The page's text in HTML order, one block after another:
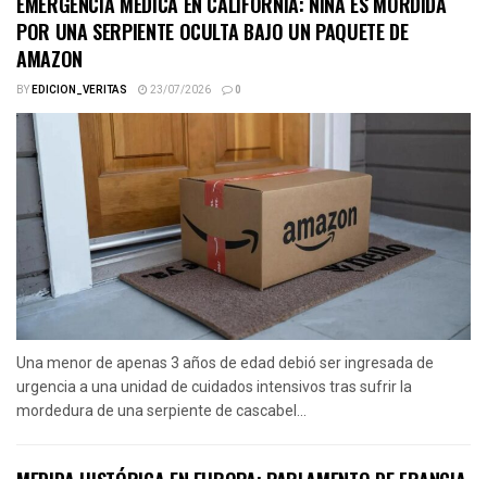
POR UNA SERPIENTE OCULTA BAJO UN PAQUETE DE
AMAZON
BYEDICION_VERITAS 23/07/2026 0
Una menor de apenas 3 años de edad debió ser ingresada de
urgencia a una unidad de cuidados intensivos tras sufrir la
mordedura de una serpiente de cascabel...